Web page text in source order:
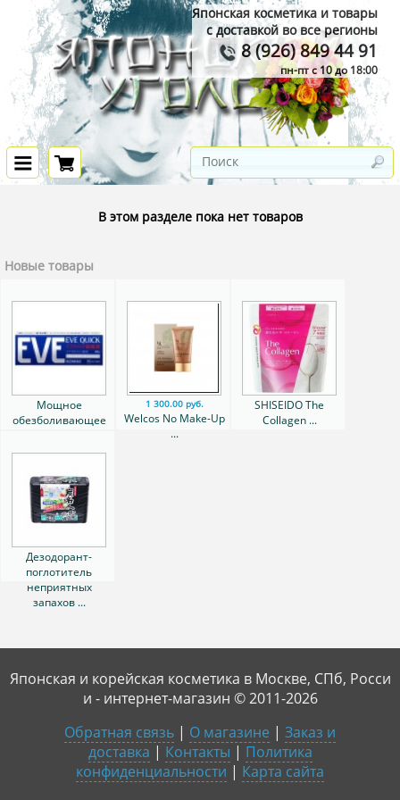
Японская косметика и товары
с доставкой во все регионы
8 (926) 849 44 91
пн-пт с 10 до 18:00
В этом разделе пока нет товаров
Новые товары
Мощное
обезболивающее
1 300.00 руб.
Welcos No Make-Up
...
SHISEIDO The
Collagen ...
Дезодорант-
поглотитель
неприятных
запахов ...
Японская и корейская косметика в Москве, СПб, Росси
и - интернет-магазин © 2011-2026
Обратная связь | О магазине | Заказ и
доставка | Контакты | Политика
конфиденциальности | Карта сайта